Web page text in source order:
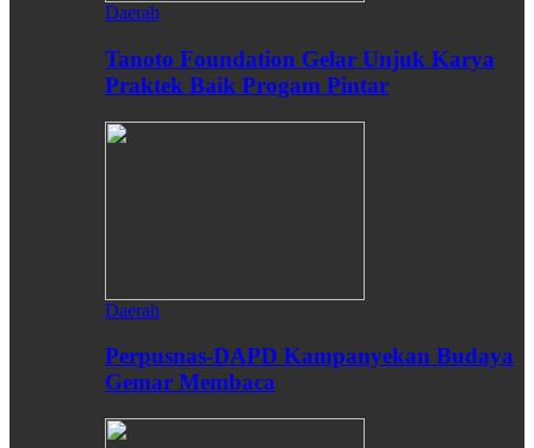
Daerah
Tanoto Foundation Gelar Unjuk Karya
Praktek Baik Progam Pintar
Daerah
Perpusnas-DAPD Kampanyekan Budaya
Gemar Membaca